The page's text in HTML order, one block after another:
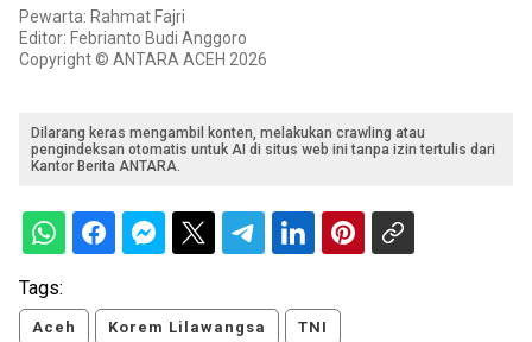
Pewarta: Rahmat Fajri
Editor: Febrianto Budi Anggoro
Copyright © ANTARA ACEH 2026
Dilarang keras mengambil konten, melakukan crawling atau
pengindeksan otomatis untuk AI di situs web ini tanpa izin tertulis dari
Kantor Berita ANTARA.
Tags:
Aceh Korem Lilawangsa TNI